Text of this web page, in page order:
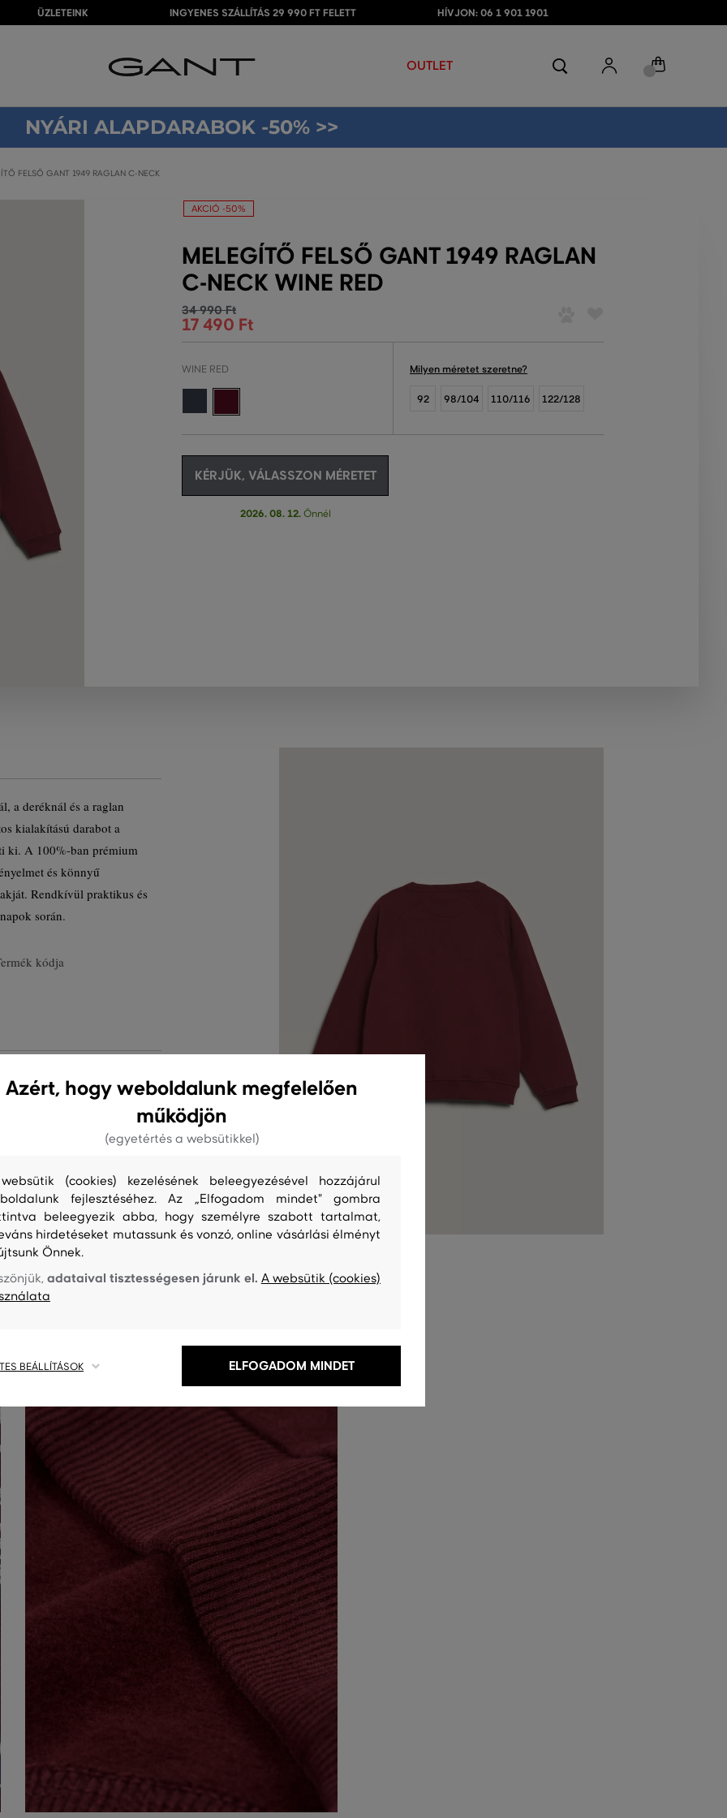
ÜZLETEINK INGYENES SZÁLLÍTÁS 29 990 FT FELETT HÍVJON: 06 1 901 1901
OUTLET
NYÁRI ALAPDARABOK -50% >>
FELSŐ GANT 1949 RAGLAN C-NECK
AKCIÓ -50%
MELEGÍTŐ FELSŐ GANT 1949 RAGLAN
C-NECK WINE RED
34 990 Ft
17 490 Ft
WINE RED Milyen méretet szeretne?
92 98/104 110/116 122/128
KÉRJÜK, VÁLASSZON MÉRETET
2026. 08. 12.Önnél
a deréknál és a raglan
kialakítású darabot a
ki. A 100%-ban prémium
és könnyű
Rendkívül praktikus és
során.
kódja
TISZTÍTÁS
Azért, hogy weboldalunk megfelelően
működjön
(egyetértés a websütikkel)
(cookies) kezelésének beleegyezésével hozzájárul
fejlesztéséhez. Az „Elfogadom mindet" gombra
beleegyezik abba, hogy személyre szabott tartalmat,
hirdetéseket mutassunk és vonzó, online vásárlási élményt
Önnek.
adataival tisztességesen járunk el. A websütik (cookies)
BEÁLLÍTÁSOK ELFOGADOM MINDET